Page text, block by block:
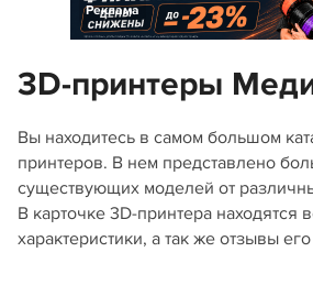
Реклама
3D-принтеры
Вы находитесь в самом большом
принтеров. В нем представлено
существующих моделей от
В карточке 3D-принтера находятся
характеристики, а так же отзывы